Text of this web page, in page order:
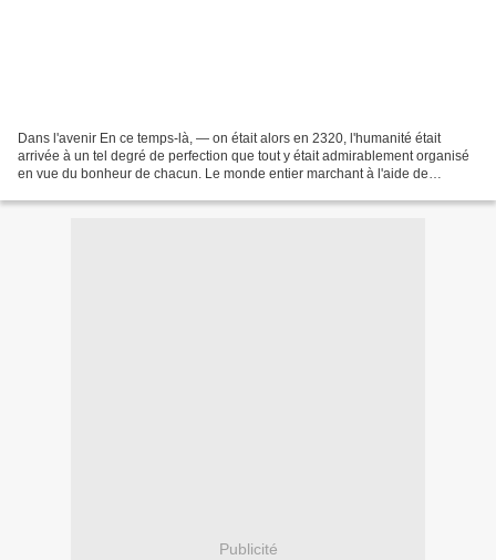
Dans l'avenir En ce temps-là, — on était alors en 2320, l'humanité était
arrivée à un tel degré de perfection que tout y était admirablement organisé
en vue du bonheur de chacun. Le monde entier marchant à l'aide de
Publicité